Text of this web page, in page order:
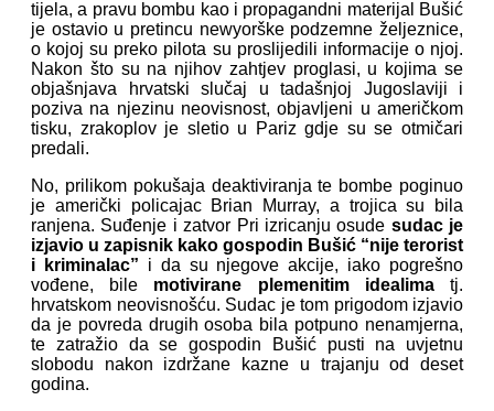
tijela, a pravu bombu kao i propagandni materijal Bušić
je ostavio u pretincu newyorške podzemne željeznice,
o kojoj su preko pilota su proslijedili informacije o njoj.
Nakon što su na njihov zahtjev proglasi, u kojima se
objašnjava hrvatski slučaj u tadašnjoj Jugoslaviji i
poziva na njezinu neovisnost, objavljeni u američkom
tisku, zrakoplov je sletio u Pariz gdje su se otmičari
predali.
No, prilikom pokušaja deaktiviranja te bombe poginuo
je američki policajac Brian Murray, a trojica su bila
ranjena. Suđenje i zatvor Pri izricanju osude sudac je
izjavio u zapisnik kako gospodin Bušić “nije terorist
i kriminalac” i da su njegove akcije, iako pogrešno
vođene, bile motivirane plemenitim idealimatj.
hrvatskom neovisnošću. Sudac je tom prigodom izjavio
da je povreda drugih osoba bila potpuno nenamjerna,
te zatražio da se gospodin Bušić pusti na uvjetnu
slobodu nakon izdržane kazne u trajanju od deset
godina.